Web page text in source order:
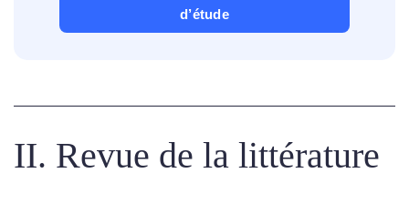
d’étude
II. Revue de la littérature